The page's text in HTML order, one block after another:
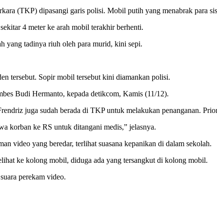
(TKP) dipasangi garis polisi. Mobil putih yang menabrak para
4 meter ke arah mobil terakhir berhenti.
yang tadinya riuh oleh para murid, kini sepi.
tersebut. Sopir mobil tersebut kini diamankan polisi.
Budi Hermanto, kepada detikcom, Kamis (11/12).
juga sudah berada di TKP untuk melakukan penanganan.
korban ke RS untuk ditangani medis,” jelasnya.
video yang beredar, terlihat suasana kepanikan di dalam sekolah.
ke kolong mobil, diduga ada yang tersangkut di kolong mobil.
perekam video.